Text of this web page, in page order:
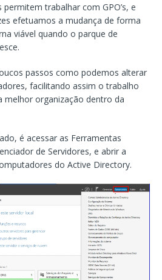
permitem trabalhar com GPO’s, e
efetuamos a mudança de forma
viável quando o parque de
passos como podemos alterar
facilitando assim o trabalho
melhor organização dentro da
é acessar as Ferramentas
de Servidores, e abrir a
do Active Directory.